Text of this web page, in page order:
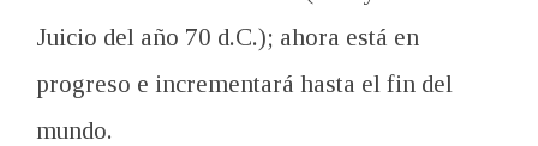
Juicio del año 70 d.C.); ahora está en
progreso e incrementará hasta el fin del
mundo.